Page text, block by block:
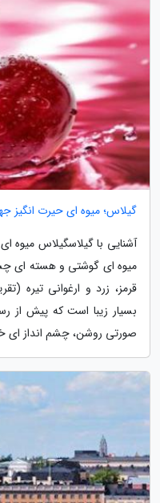
گیلاس؛ میوه ای حیرت انگیز
آشنایی با گیلاسگیلاس میوه
میوه ای گوشتی و هسته ای
قرمز، زرد و ارغوانی تیره
بسیار زیبا است که پیش از
صورتی روشن، چشم انداز ای